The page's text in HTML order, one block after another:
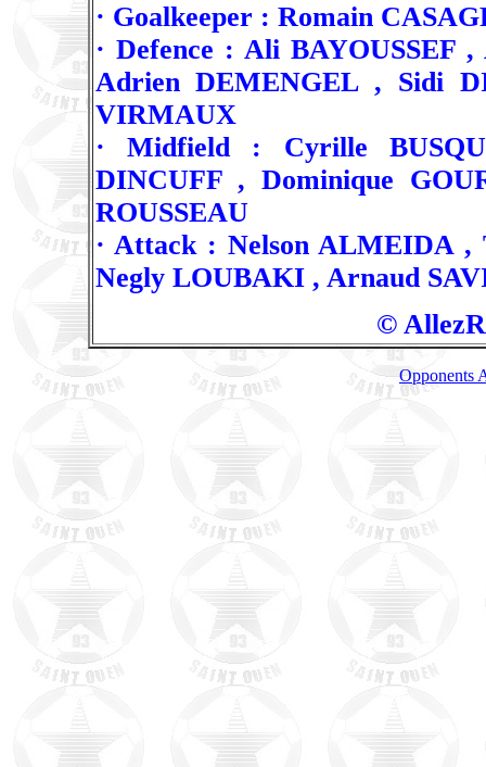
· Goalkeeper : Romain
· Defence : Ali
Adrien DEMENGEL , Sidi
VIRMAUX
· Midfield : Cyrille
DINCUFF , Dominique
ROUSSEAU
· Attack : Nelson ALMEIDA ,
Negly LOUBAKI , Arnaud
©
Opponents